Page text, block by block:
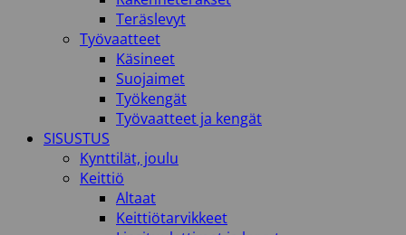
Teräslevyt
Työvaatteet
Käsineet
Suojaimet
Työkengät
Työvaatteet ja kengät
SISUSTUS
Kynttilät, joulu
Keittiö
Altaat
Keittiötarvikkeet